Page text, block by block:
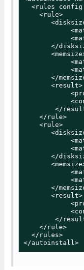
<rules
    <rule>
</
</
       <result>
</
    </rule>
    <rule>
</
</
       <result>
</
    </rule>
  </rules>
</autoinstall>